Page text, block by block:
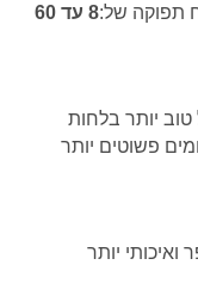
תפוקה של:8
עד 60
ואיכותי יותר